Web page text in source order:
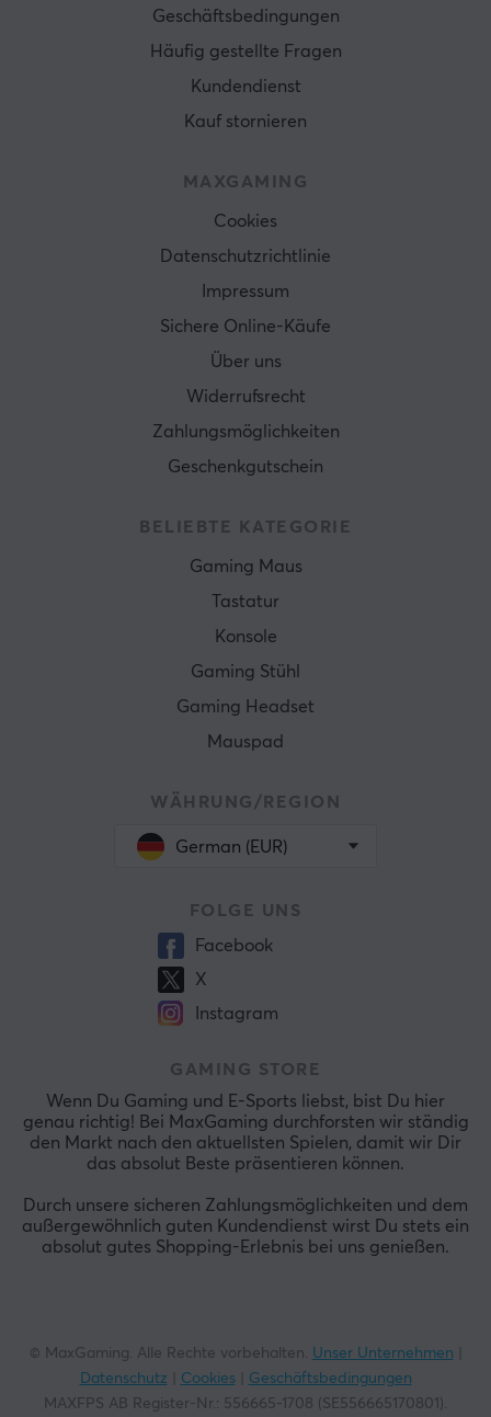
Geschäftsbedingungen
Häufig gestellte Fragen
Kundendienst
Kauf stornieren
MAXGAMING
Cookies
Datenschutzrichtlinie
Impressum
Sichere Online-Käufe
Über uns
Widerrufsrecht
Zahlungsmöglichkeiten
Geschenkgutschein
BELIEBTE KATEGORIE
Gaming Maus
Tastatur
Konsole
Gaming Stühl
Gaming Headset
Mauspad
WÄHRUNG/REGION
German (EUR)
FOLGE UNS
Facebook
X
Instagram
GAMING STORE
Wenn Du Gaming und E-Sports liebst, bist Du hier
genau richtig! Bei MaxGaming durchforsten wir ständig
den Markt nach den aktuellsten Spielen, damit wir Dir
das absolut Beste präsentieren können.
Durch unsere sicheren Zahlungsmöglichkeiten und dem
außergewöhnlich guten Kundendienst wirst Du stets ein
absolut gutes Shopping-Erlebnis bei uns genießen.
© MaxGaming. Alle Rechte vorbehalten. Unser Unternehmen
Datenschutz
Cookies|
Geschäftsbedingungen
MAXFPS AB Register-Nr.: 556665-1708 (SE556665170801).